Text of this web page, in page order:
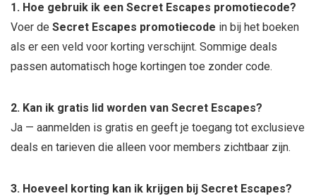
1. Hoe gebruik ik een Secret Escapes promotiecode?
Voer de Secret Escapes promotiecode in bij het boeken
als er een veld voor korting verschijnt. Sommige deals
passen automatisch hoge kortingen toe zonder code.
2. Kan ik gratis lid worden van Secret Escapes?
Ja — aanmelden is gratis en geeft je toegang tot exclusieve
deals en tarieven die alleen voor members zichtbaar zijn.
3. Hoeveel korting kan ik krijgen bij Secret Escapes?